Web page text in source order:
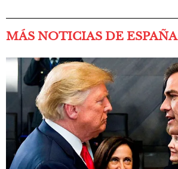
MÁS NOTICIAS DE ESPAÑA